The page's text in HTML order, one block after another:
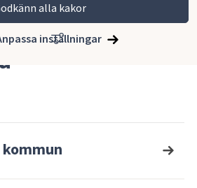
alla kakor
inställningar
och stöd Nyanlända
kommun